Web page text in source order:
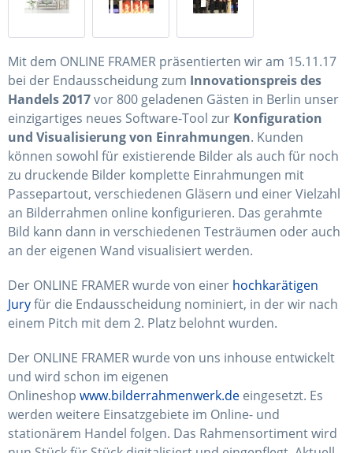
Mit dem ONLINE FRAMER präsentierten wir am 15.11.17
bei der Endausscheidung zum Innovationspreis des
Handels 2017vor 800 geladenen Gästen in Berlin unser
einzigartiges neues Software-Tool zur Konfiguration
und Visualisierung von Einrahmungen. Kunden
können sowohl für existierende Bilder als auch für noch
zu druckende Bilder komplette Einrahmungen mit
Passepartout, verschiedenen Gläsern und einer Vielzahl
an Bilderrahmen online konfigurieren. Das gerahmte
Bild kann dann in verschiedenen Testräumen oder auch
an der eigenen Wand visualisiert werden.
Der ONLINE FRAMER wurde von einer hochkarätigen
Juryfür die Endausscheidung nominiert, in der wir nach
einem Pitch mit dem 2. Platz belohnt wurden.
Der ONLINE FRAMER wurde von uns inhouse entwickelt
und wird schon im eigenen
Onlineshop www.bilderrahmenwerk.de eingesetzt. Es
werden weitere Einsatzgebiete im Online- und
stationärem Handel folgen. Das Rahmensortiment wird